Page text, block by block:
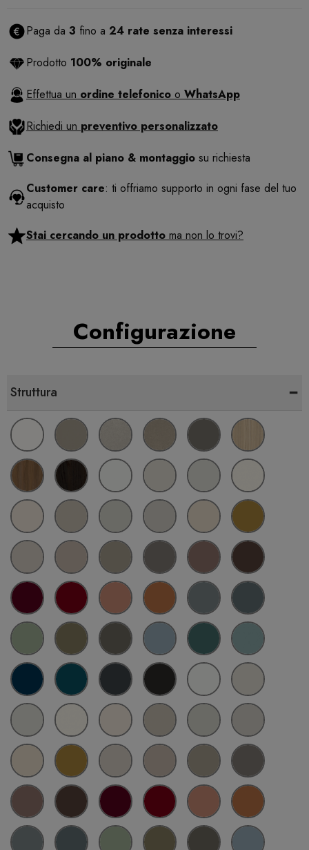
Paga da 3 fino a 24 rate senza interessi
Prodotto 100% originale
Effettua un ordine telefonico o WhatsApp
Richiedi un preventivo personalizzato
Consegna al piano & montaggio su richiesta
Customer care: ti offriamo supporto in ogni fase del tuo
acquisto
Stai cercando un prodotto ma non lo trovi?
Configurazione
Struttura -